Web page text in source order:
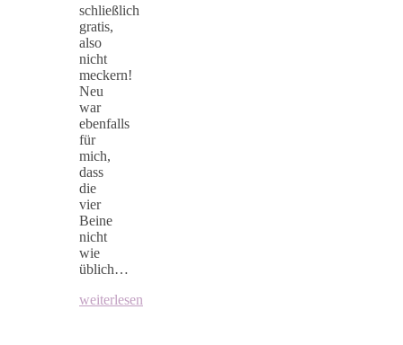
schließlich
gratis,
also
nicht
meckern!
Neu
war
ebenfalls
für
mich,
dass
die
vier
Beine
nicht
wie
üblich…
weiterlesen